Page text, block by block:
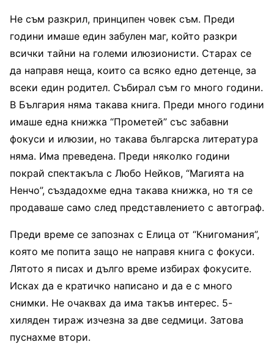
Не съм разкрил, принципен човек съм. Преди
години имаше един забулен маг, който разкри
всички тайни на големи илюзионисти. Старах се
да направя неща, които са всяко едно детенце, за
всеки един родител. Събирал съм го много години.
В България няма такава книга. Преди много години
имаше една книжка “Прометей” със забавни
фокуси и илюзии, но такава българска литература
няма. Има преведена. Преди няколко години
покрай спектакъла с Любо Нейков, “Магията на
Ненчо”, създадохме една такава книжка, но тя се
продаваше само след представлението с автограф.
Преди време се запознах с Елица от “Книгомания”,
която ме попита защо не направя книга с фокуси.
Лятото я писах и дълго време избирах фокусите.
Исках да е кратичко написано и да е с много
снимки. Не очаквах да има такъв интерес. 5-
хиляден тираж изчезна за две седмици. Затова
пуснахме втори.